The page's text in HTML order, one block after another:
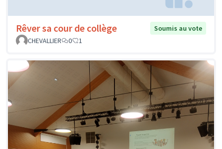
Rêver sa cour de collège
Soumis au vote
CHEVALLIER
0 1